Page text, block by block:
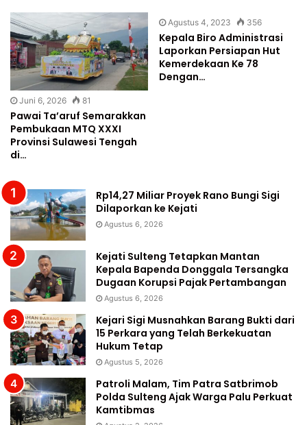
Juni 6, 2026 81
Pawai Ta’aruf Semarakkan
Pembukaan MTQ XXXI
Provinsi Sulawesi Tengah
di…
Agustus 4, 2023 356
Kepala Biro Administrasi
Laporkan Persiapan Hut
Kemerdekaan Ke 78
Dengan…
Rp14,27 Miliar Proyek Rano Bungi Sigi
Dilaporkan ke Kejati
Agustus 6, 2026
Kejati Sulteng Tetapkan Mantan
Kepala Bapenda Donggala Tersangka
Dugaan Korupsi Pajak Pertambangan
Agustus 6, 2026
Kejari Sigi Musnahkan Barang Bukti dari
15 Perkara yang Telah Berkekuatan
Hukum Tetap
Agustus 5, 2026
Patroli Malam, Tim Patra Satbrimob
Polda Sulteng Ajak Warga Palu Perkuat
Kamtibmas